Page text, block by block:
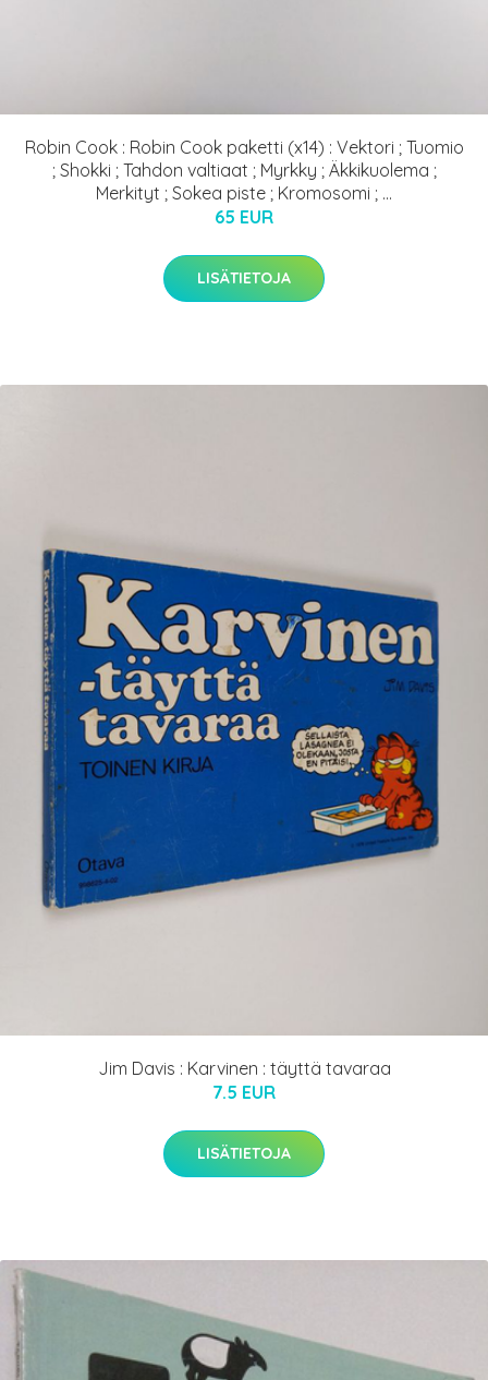
Robin Cook : Robin Cook paketti (x14) : Vektori ; Tuomio
; Shokki ; Tahdon valtiaat ; Myrkky ; Äkkikuolema ;
Merkityt ; Sokea piste ; Kromosomi ; ...
65 EUR
LISÄTIETOJA
Jim Davis : Karvinen : täyttä tavaraa
7.5 EUR
LISÄTIETOJA